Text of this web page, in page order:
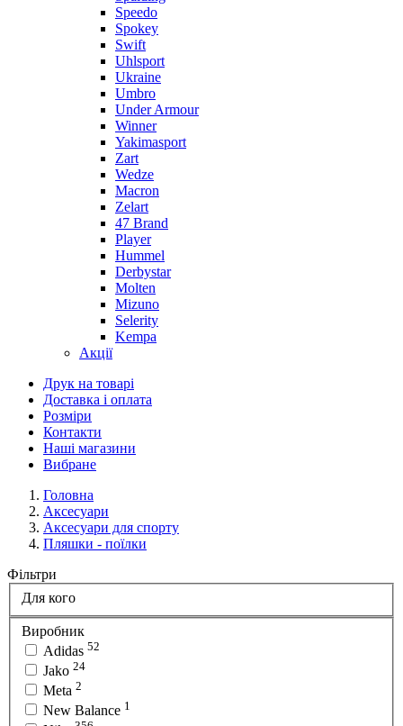
Speedo
Spokey
Swift
Uhlsport
Ukraine
Umbro
Under Armour
Winner
Yakimasport
Zart
Wedze
Macron
Zelart
47 Brand
Player
Hummel
Derbystar
Molten
Mizuno
Selerity
Kempa
Акції
Друк на товарі
Доставка і оплата
Розміри
Контакти
Наші магазини
Вибране
Головна
Аксесуари
Аксесуари для спорту
Пляшки - поїлки
Фільтри
Для кого
Виробник
Adidas 52
Jako 24
Meta 2
New Balance 1